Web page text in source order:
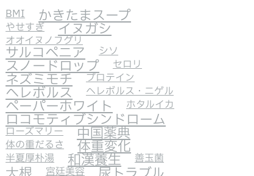
BMI かきたまスープ
やせすぎ イヌガシ
オオイヌノフグリ
サルコペニア シソ
スノードロップ セロリ
ネズミモチ プロテイン
ヘレボルス ヘレボルス・ニゲル
ペーパーホワイト ホタルイカ
ロコモティブシンドローム
ローズマリー 中国薬典
体の重だるさ 体重変化
半夏厚朴湯 和漢養生 善玉菌
大根 宮廷美容 尿トラブル